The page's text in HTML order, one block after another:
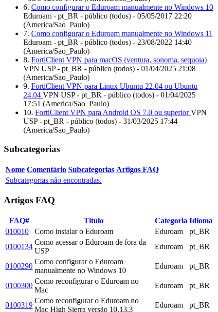
6. Como configurar o Eduroam manualmente no Windows 10
Eduroam - pt_BR - público (todos) - 05/05/2017 22:20
(America/Sao_Paulo)
7. Como configurar o Eduroam manualmente no Windows 11
Eduroam - pt_BR - público (todos) - 23/08/2022 14:40
(America/Sao_Paulo)
8. FortiClient VPN para macOS (ventura, sonoma, sequoia)
VPN USP - pt_BR - público (todos) - 01/04/2025 21:08
(America/Sao_Paulo)
9. FortiClient VPN para Linux Ubuntu 22.04 ou Ubuntu
24.04 VPN USP - pt_BR - público (todos) - 01/04/2025
17:51 (America/Sao_Paulo)
10. FortiClient VPN para Android OS 7.0 ou superiorVPN
USP - pt_BR - público (todos) - 31/03/2025 17:44
(America/Sao_Paulo)
Subcategorias
Nome Comentário Subcategorias Artigos FAQ
Subcategorias não encontradas.
Artigos FAQ
FAQ# Titulo Categoria Idioma
010010
Como instalar o Eduroam Eduroam
pt_BR
0100134
Como acessar o Eduroam de fora da
USP
Eduroam pt_BR
0100290
Como configurar o Eduroam
manualmente no Windows 10
Eduroam pt_BR
0100300
Como reconfigurar o Eduroam no
Mac
Eduroam pt_BR
0100319
Como reconfigurar o Eduroam no
Mac High Sierra versão 10.13.3
Eduroam pt_BR